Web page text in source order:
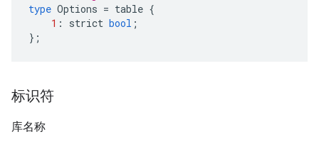
type Options = table {
1 : strict bool ;
};
标识符
库名称